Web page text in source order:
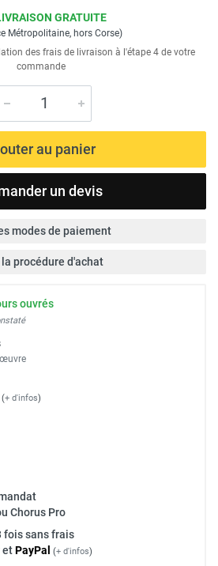
GRATUITE
Métropolitaine, hors Corse)
des frais de livraison à l'étape 4 de votre
commande
au panier
un devis
modes de paiement
procédure d'achat
ouvrés
(+ d'infos)
Chorus Pro
fois sans frais
etPayPal (+ d'infos)